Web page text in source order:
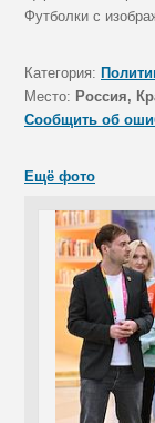
Футболки с
Категория:
Место: Россия,
Сообщить об
Ещё фото